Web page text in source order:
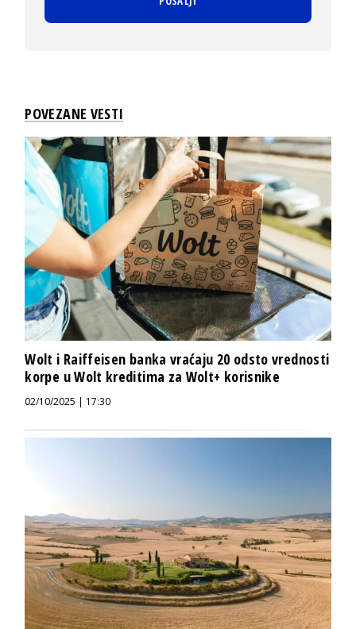
POVEZANE VESTI
Wolt i Raiffeisen banka vraćaju 20 odsto vrednosti
korpe u Wolt kreditima za Wolt+ korisnike
02/10/2025 | 17:30